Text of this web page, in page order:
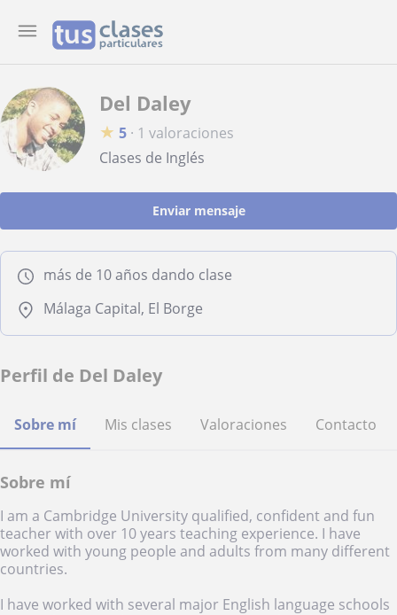
Del Daley
★ 5 · 1 valoraciones
Clases de Inglés
Enviar mensaje
más de 10 años dando clase
Málaga Capital, El Borge
Perfil de Del Daley
Sobre mí Mis clases Valoraciones Contacto
Sobre mí
I am a Cambridge University qualified, confident and fun
teacher with over 10 years teaching experience. I have
worked with young people and adults from many different
countries.
I have worked with several major English language schools